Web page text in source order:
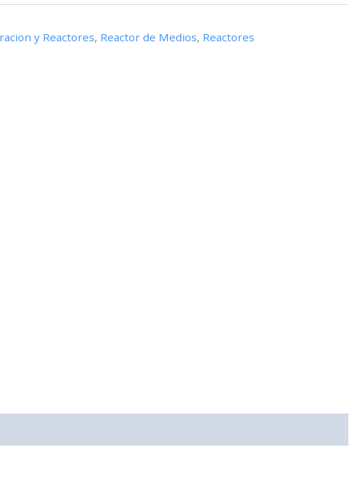
y Reactores, Reactor de Medios, Reactores